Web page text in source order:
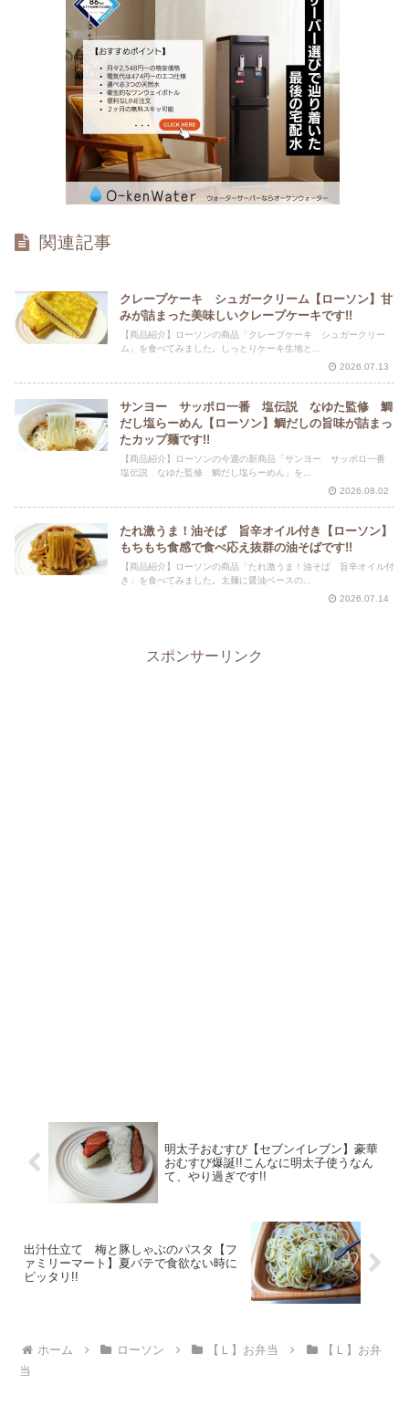
関連記事
クレープケーキ シュガークリーム【ローソン】甘
みが詰まった美味しいクレープケーキです!!
【商品紹介】ローソンの商品「クレープケーキ シュガークリー
ム」を食べてみました。しっとりケーキ生地と...
2026.07.13
サンヨー サッポロ一番 塩伝説 なゆた監修 鯛
だし塩らーめん【ローソン】鯛だしの旨味が詰まっ
たカップ麺です!!
【商品紹介】ローソンの今週の新商品「サンヨー サッポロ一番
塩伝説 なゆた監修 鯛だし塩らーめん」を...
2026.08.02
たれ激うま！油そば 旨辛オイル付き【ローソン】
もちもち食感で食べ応え抜群の油そばです!!
【商品紹介】ローソンの商品「たれ激うま！油そば 旨辛オイル付
き」を食べてみました。太麺に醤油ベースの...
2026.07.14
スポンサーリンク
明太子おむすび【セブンイレブン】豪華
おむすび爆誕!!こんなに明太子使うなん
て、やり過ぎです!!
出汁仕立て 梅と豚しゃぶのパスタ【フ
ァミリーマート】夏バテで食欲ない時に
ピッタリ!!
ホーム ローソン 【Ｌ】お弁当
【Ｌ】お弁
当